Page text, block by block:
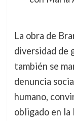
La obra de
diversidad de
también se
denuncia
humano,
obligado en